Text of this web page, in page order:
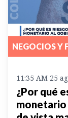
NEGOCIOS Y
11:35 AM 25
¿Por qué
monetario